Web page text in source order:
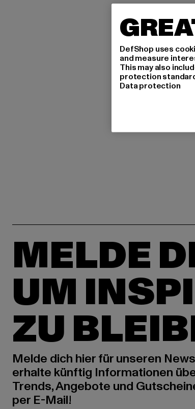
MELDE
UM
ZU
Melde dich hier für unseren
erhalte künftig Informationen
Trends, Angebote und
per E-Mail!
DefShop uses
and measure
This may also
protection
Data protection